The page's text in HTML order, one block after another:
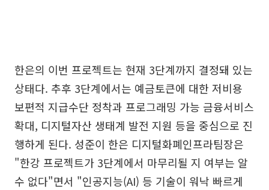
한은의 이번 프로젝트는 현재 3단계까지 결정돼 있는
상태다. 추후 3단계에서는 예금토큰에 대한 저비용
보편적 지급수단 정착과 프로그래밍 가능 금융서비스
확대, 디지털자산 생태계 발전 지원 등을 중심으로 진
행하게 된다. 성준이 한은 디지털화폐인프라팀장은
"한강 프로젝트가 3단계에서 마무리될 지 여부는 알
수 없다"면서 "인공지능(AI) 등 기술이 워낙 빠르게